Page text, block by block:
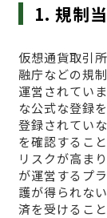
1. 規制
仮想通貨取引
融庁などの規
運営されてい
な公式な登録
登録されてい
を確認するこ
リスクが高ま
が運営するプ
護が得られな
済を受けるこ